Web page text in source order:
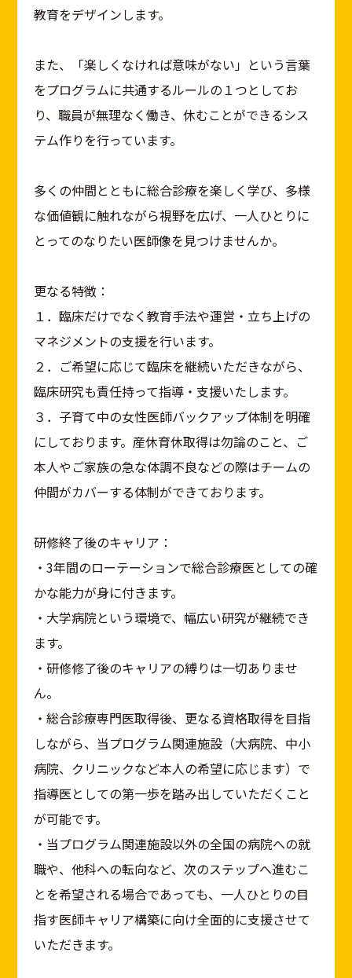
教育をデザインします。
また、「楽しくなければ意味がない」という言葉
をプログラムに共通するルールの１つとしてお
り、職員が無理なく働き、休むことができるシス
テム作りを行っています。
多くの仲間とともに総合診療を楽しく学び、多様
な価値観に触れながら視野を広げ、一人ひとりに
とってのなりたい医師像を見つけませんか。
更なる特徴：
１．臨床だけでなく教育手法や運営・立ち上げの
マネジメントの支援を行います。
２．ご希望に応じて臨床を継続いただきながら、
臨床研究も責任持って指導・支援いたします。
３．子育て中の女性医師バックアップ体制を明確
にしております。産休育休取得は勿論のこと、ご
本人やご家族の急な体調不良などの際はチームの
仲間がカバーする体制ができております。
研修終了後のキャリア：
・3年間のローテーションで総合診療医としての確
かな能力が身に付きます。
・大学病院という環境で、幅広い研究が継続でき
ます。
・研修修了後のキャリアの縛りは一切ありませ
ん。
・総合診療専門医取得後、更なる資格取得を目指
しながら、当プログラム関連施設（大病院、中小
病院、クリニックなど本人の希望に応じます）で
指導医としての第一歩を踏み出していただくこと
が可能です。
・当プログラム関連施設以外の全国の病院への就
職や、他科への転向など、次のステップへ進むこ
とを希望される場合であっても、一人ひとりの目
指す医師キャリア構築に向け全面的に支援させて
いただきます。